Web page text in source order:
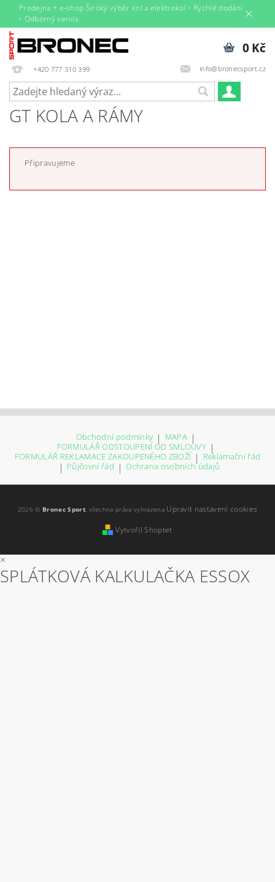
Prodejna + e‑shop Široký výběr kol a elektrokol • Rychlé dodání
• Odborný servis
+420 777 310 399 info@bronecsport.cz
0 Kč
GT KOLA A RÁMY
Připravujeme
Obchodní podmínky | MAPA |
FORMULÁŘ ODSTOUPENÍ OD SMLOUVY |
FORMULÁŘ REKLAMACE ZAKOUPENÉHO ZBOŽÍ | Reklamační řád
| Půjčovní řád | Ochrana osobních údajů
2026 © Bronec Sport, všechna práva vyhrazena Upravit nastavení cookies
Vytvořil Shoptet
×
SPLÁTKOVÁ KALKULAČKA ESSOX